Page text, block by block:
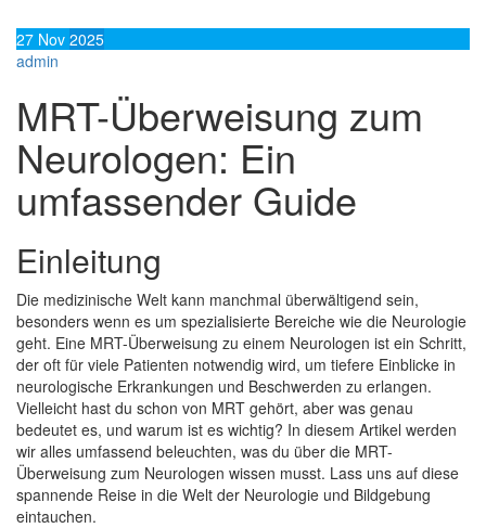
27 Nov 2025
admin
MRT-Überweisung zum
Neurologen: Ein
umfassender Guide
Einleitung
Die medizinische Welt kann manchmal überwältigend sein,
besonders wenn es um spezialisierte Bereiche wie die Neurologie
geht. Eine MRT-Überweisung zu einem Neurologen ist ein Schritt,
der oft für viele Patienten notwendig wird, um tiefere Einblicke in
neurologische Erkrankungen und Beschwerden zu erlangen.
Vielleicht hast du schon von MRT gehört, aber was genau
bedeutet es, und warum ist es wichtig? In diesem Artikel werden
wir alles umfassend beleuchten, was du über die MRT-
Überweisung zum Neurologen wissen musst. Lass uns auf diese
spannende Reise in die Welt der Neurologie und Bildgebung
eintauchen.